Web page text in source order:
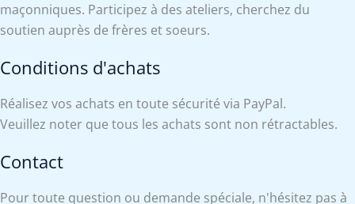
maçonniques. Participez à des ateliers, cherchez du
soutien auprès de frères et soeurs.
Conditions d'achats
Réalisez vos achats en toute sécurité via PayPal.
Veuillez noter que tous les achats sont non rétractables.
Contact
Pour toute question ou demande spéciale, n'hésitez pas à